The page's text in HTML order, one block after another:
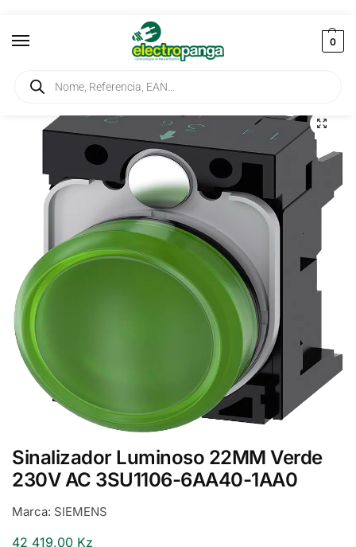
0
Início / Controlo Industrial e Automação
Sinalizador Luminoso 22MM Verde
230V AC 3SU1106-6AA40-1AA0
Marca: SIEMENS
42 419,00 Kz